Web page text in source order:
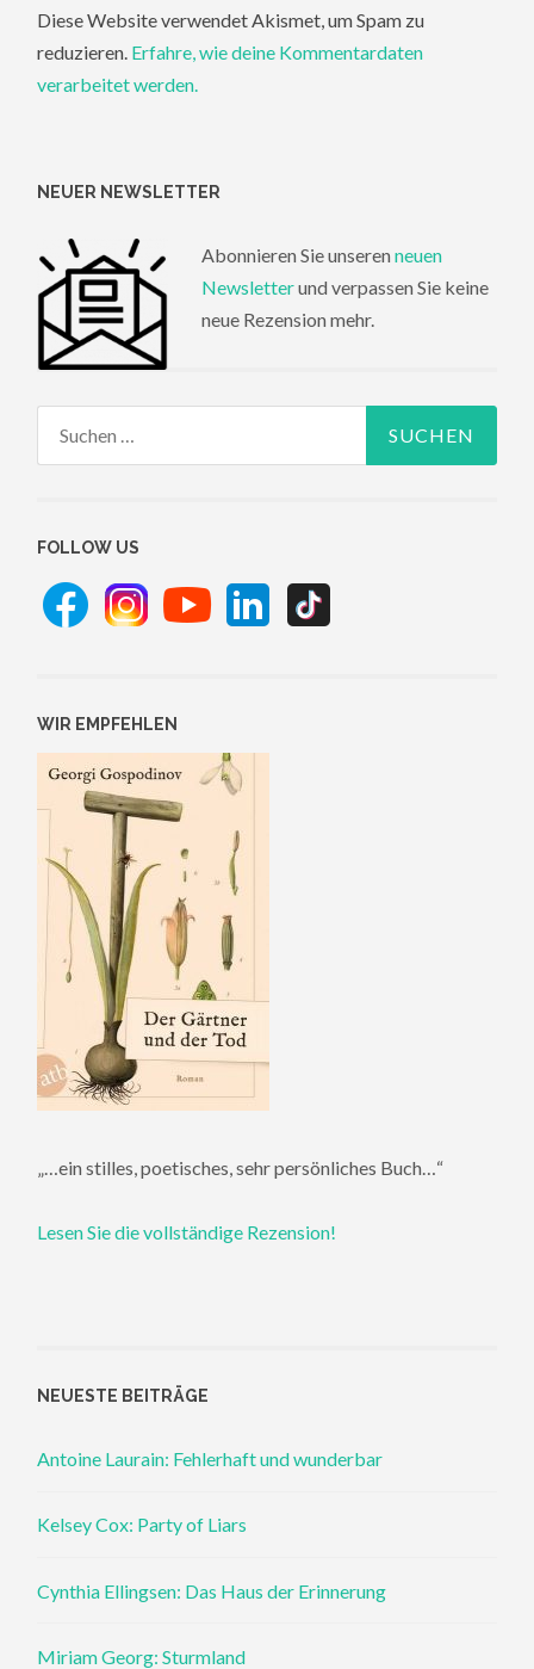
Diese Website verwendet Akismet, um Spam zu
reduzieren. Erfahre, wie deine Kommentardaten
verarbeitet werden.
NEUER NEWSLETTER
Abonnieren Sie unseren neuen
Newsletterund verpassen Sie keine
neue Rezension mehr.
FOLLOW US
WIR EMPFEHLEN
„…ein stilles, poetisches, sehr persönliches Buch…“
Lesen Sie die vollständige Rezension!
NEUESTE BEITRÄGE
Antoine Laurain: Fehlerhaft und wunderbar
Kelsey Cox: Party of Liars
Cynthia Ellingsen: Das Haus der Erinnerung
Miriam Georg: Sturmland